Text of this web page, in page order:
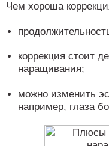
Чем хороша
коррекция стоит
наращивания;
можно изменить
например, глаза